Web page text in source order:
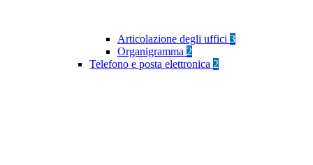
Articolazione degli uffici 3
Organigramma 2
Telefono e posta elettronica 2